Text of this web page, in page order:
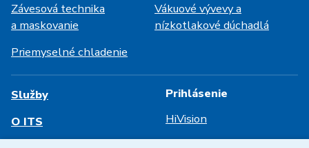
Závesová technika
a maskovanie
Vákuové vývevy a
nízkotlakové dúchadlá
Priemyselné chladenie
Služby
O ITS
Prihlásenie
HiVision